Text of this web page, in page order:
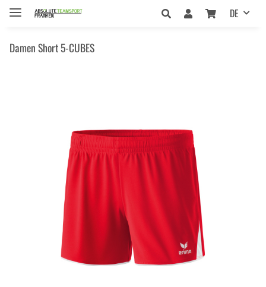
DE
Damen Short 5-CUBES